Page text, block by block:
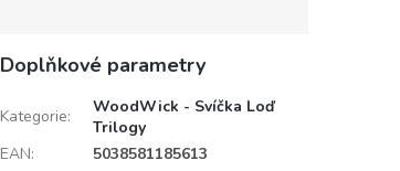
Doplňkové parametry
Kategorie:
WoodWick - Svíčka Loď
Trilogy
EAN: 5038581185613